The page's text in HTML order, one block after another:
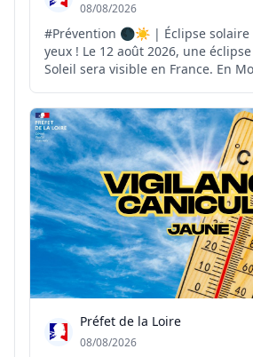
08/08/2026
#Prévention 🌑☀️ | Éclipse solaire
yeux ! Le 12 août 2026, une éclipse partielle du
Soleil sera visible en France. En
atteindre environ 70 %. ⚠️ Pour observer ce
phénomène en toute sécurité, il
d'util...
Préfet de la Loire
08/08/2026